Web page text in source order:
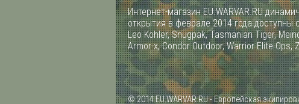
Интернет-магазин EU.WARVAR.RU
открытия в феврале 2014 года
Leo Kohler, Snugpak, Tasmanian Tiger,
Armor-x, Condor Outdoor, Warrior Elite Ops,
© 2014 EU.WARVAR.RU - Европейская